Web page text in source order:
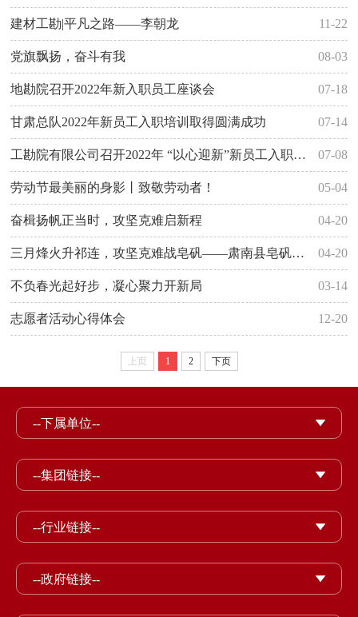
11-22
建材工勘|平凡之路——李朝龙
08-03
党旗飘扬，奋斗有我
07-18
地勘院召开2022年新入职员工座谈会
07-14
甘肃总队2022年新员工入职培训取得圆满成功
07-08
工勘院有限公司召开2022年 “以心迎新”新员工入职座谈会
05-04
劳动节最美丽的身影丨致敬劳动者！
04-20
奋楫扬帆正当时，攻坚克难启新程
04-20
三月烽火升祁连，攻坚克难战皂矾——肃南县皂矾沟水泥用石灰岩矿详查项目部纪实
03-14
不负春光起好步，凝心聚力开新局
12-20
志愿者活动心得体会
上页 1 2 下页
--下属单位--
--集团链接--
--行业链接--
--政府链接--